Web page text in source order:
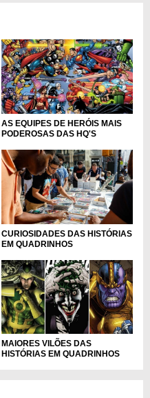
AS EQUIPES DE HERÓIS MAIS
PODEROSAS DAS HQ'S
CURIOSIDADES DAS HISTÓRIAS
EM QUADRINHOS
MAIORES VILÕES DAS
HISTÓRIAS EM QUADRINHOS